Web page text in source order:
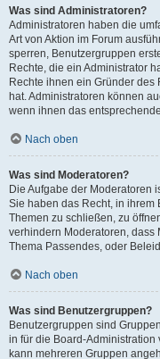
Was sind Administratoren?
Administratoren haben die
Art von Aktion im Forum
sperren, Benutzergruppen
Rechte, die ein Administrator
Rechte ihnen ein Gründer des
hat. Administratoren können
wenn ihnen das
Nach oben
Was sind Moderatoren?
Die Aufgabe der Moderatoren
Sie haben das Recht, in ihrem
Themen zu schließen, zu
verhindern Moderatoren, dass
Thema Passendes, oder
Nach oben
Was sind Benutzergruppen?
Benutzergruppen sind
in für die Board-
kann mehreren Gruppen